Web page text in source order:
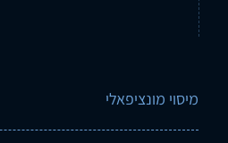
מיסוי מונציפאלי